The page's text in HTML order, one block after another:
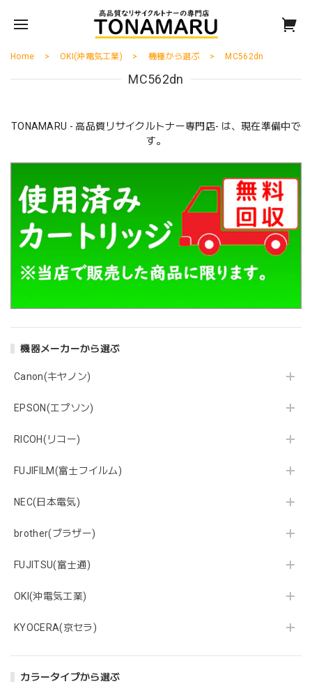
機器メーカーから選ぶ
Canon(キヤノン)
EPSON(エプソン)
RICOH(リコー)
FUJIFILM(富士フイルム)
NEC(日本電気)
brother(ブラザー)
FUJITSU(富士通)
OKI(沖電気工業)
KYOCERA(京セラ)
カラータイプから選ぶ
Home OKI(沖電気工業) 機種から選ぶ MC562dn
MC562dn
TONAMARU - 高品質リサイクルトナー専門店- は、現在準備中で
す。